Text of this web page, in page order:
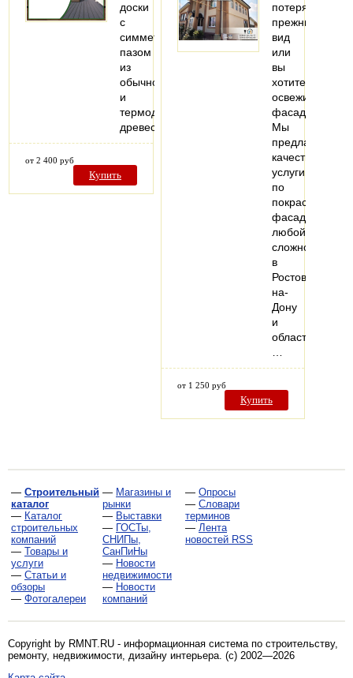
доски
с
симметричным
пазом
из
обычной
и
термодиффузионной
древесины.
от 2 400 руб
Купить
потерял
прежний
вид
или
вы
хотите
освежить
фасад?
Мы
предлагаем
качественные
услуги
по
покраске
фасадов
любой
сложности
в
Ростове-
на-
Дону
и
области.
…
от 1 250 руб
Купить
— Строительный
каталог
— Каталог
строительных
компаний
— Товары и
услуги
— Статьи и
обзоры
— Фотогалереи
— Магазины и
рынки
— Выставки
— ГОСТы,
СНИПы,
СанПиНы
— Новости
недвижимости
— Новости
компаний
— Опросы
— Словари
терминов
— Лента
новостей RSS
Copyright by RMNT.RU - информационная система по строительству,
ремонту, недвижимости, дизайну интерьера. (c) 2002—2026